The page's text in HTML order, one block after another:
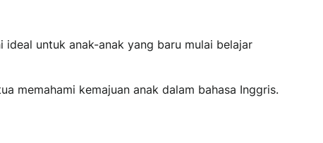
ideal untuk anak-anak yang baru mulai belajar
memahami kemajuan anak dalam bahasa Inggris.